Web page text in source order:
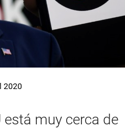
2020
está muy cerca de